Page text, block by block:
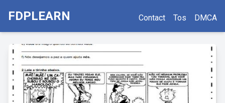
FDPLEARN Contact Tos DMCA